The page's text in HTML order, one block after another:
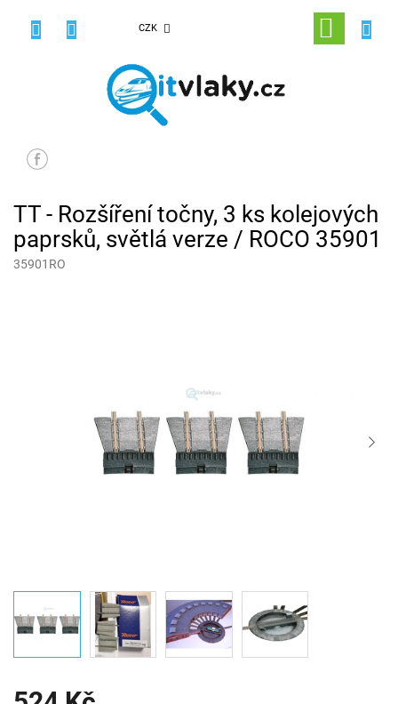
CZK
NÁKUPNÍ
KOŠÍK
TT - Rozšíření točny, 3 ks kolejových
paprsků, světlá verze / ROCO 35901
35901RO